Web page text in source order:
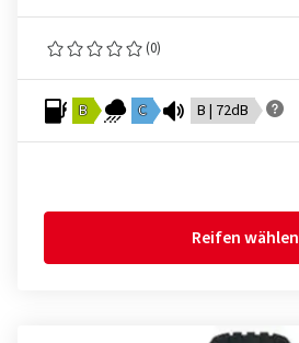
(0)
B C B | 72dB
Reifen wählen